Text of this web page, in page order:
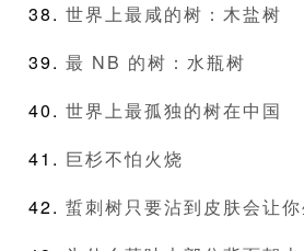
世界上最咸的树：木盐树
最 NB 的树：水瓶树
世界上最孤独的树在中国
巨杉不怕火烧
蜇刺树只要沾到皮肤会让